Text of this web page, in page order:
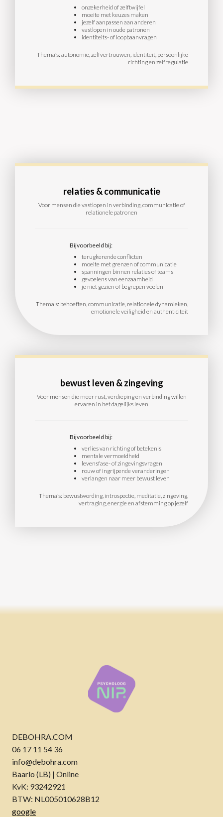
onzekerheid of zelftwijfel
moeite met keuzes maken
jezelf aanpassen aan anderen
vastlopen in oude patronen
identiteits- of loopbaanvragen
Thema’s: autonomie, zelfvertrouwen, identiteit, persoonlijke
richting en zelfregulatie
relaties & communicatie
Voor mensen die vastlopen in verbinding, communicatie of
relationele patronen
Bijvoorbeeld bij:
terugkerende conflicten
moeite met grenzen of communicatie
spanningen binnen relaties of teams
gevoelens van eenzaamheid
je niet gezien of begrepen voelen
Thema’s: behoeften, communicatie, relationele dynamieken,
emotionele veiligheid en authenticiteit
bewust leven & zingeving
Voor mensen die meer rust, verdieping en verbinding willen
ervaren in het dagelijks leven
Bijvoorbeeld bij:
verlies van richting of betekenis
mentale vermoeidheid
levensfase- of zingevingsvragen
rouw of ingrijpende veranderingen
verlangen naar meer bewust leven
Thema’s: bewustwording, introspectie, meditatie, zingeving,
vertraging, energie en afstemming op jezelf
DEBOHRA.COM
06 17 11 54 36
info@debohra.com
Baarlo (LB) | Online
KvK: 93242921
BTW: NL005010628B12
google